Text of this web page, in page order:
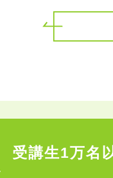
受講生1万名